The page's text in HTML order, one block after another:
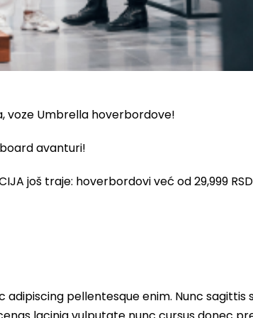
voze Umbrella hoverbordove!
avanturi!
još traje: hoverbordovi već od 29,999
adipiscing pellentesque enim. Nunc sagittis